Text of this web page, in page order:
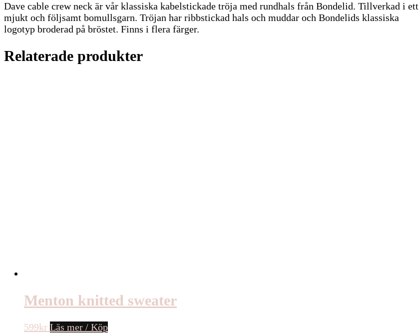
Dave cable crew neck är vår klassiska kabelstickade tröja med rundhals från Bondelid. Tillverkad i ett
mjukt och följsamt bomullsgarn. Tröjan har ribbstickad hals och muddar och Bondelids klassiska
logotyp broderad på bröstet. Finns i flera färger.
Relaterade produkter
Menton knitted sweater
599kr Läs mer / Köp